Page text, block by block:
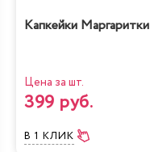
Капкейки Маргаритки
Цена за шт.
399 руб.
В 1 КЛИК